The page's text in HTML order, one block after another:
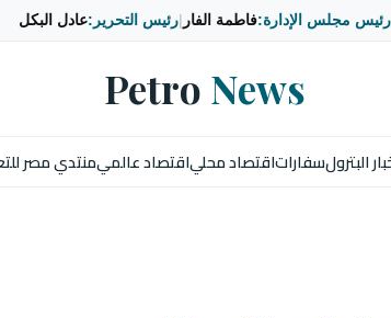
رئيس مجلس الإدارة:فاطمة الفار رئيس التحرير:عادل البكل
Petro News
البترولسفاراتاقتصاد محلياقتصاد عالميمنتدي مصر